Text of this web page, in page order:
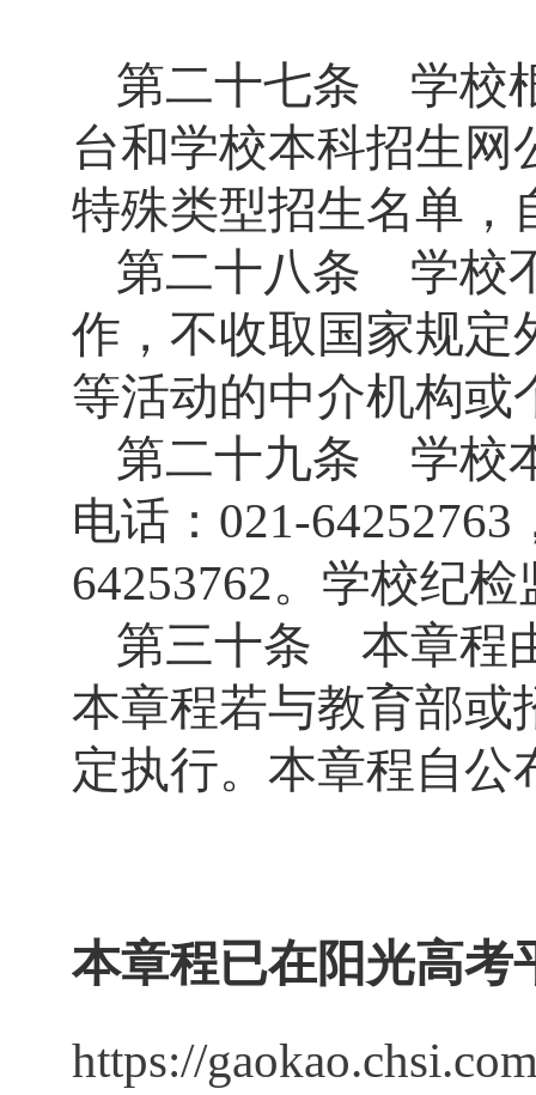
第二十七条 学校
台和学校本科招生
特殊类型招生名单，
第二十八条 学校
作，不收取国家规定
等活动的中介机构或
第二十九条 学校
电话： 021-64252763
64253762。学校纪
第三十条 本章程
本章程若与教育部或
定执行。本章程自公
本章程已在阳光高考
https://